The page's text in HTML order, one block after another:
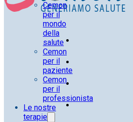
Cemon
per il
mondo
della
salute
Cemon
per il
paziente
Cemon
per il
professionista
Le nostre
terapie